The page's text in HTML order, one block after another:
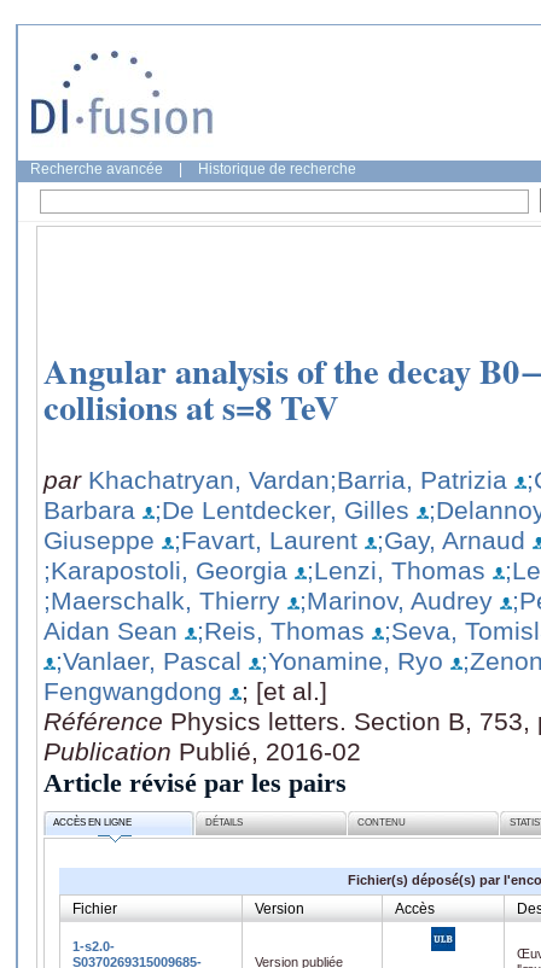
Recherche avancée Historique de recherche
Angular analysis of the decay
collisions at s=8 TeV
par Khachatryan, Vardan;Barria, Patrizia
Barbara
;De Lentdecker, Gilles
Giuseppe
;Favart, Laurent
;Gay, Arnaud
;Karapostoli, Georgia
;Lenzi, Thomas
;Maerschalk, Thierry
;Marinov, Audrey
Aidan Sean
;Reis, Thomas
;Seva,
;Vanlaer, Pascal
;Yonamine, Ryo
Fengwangdong
; [et al.]
Référence Physics letters. Section B, 753,
Publication Publié, 2016-02
Article révisé par les pairs
ACCÈS EN LIGNE DÉTAILS CONTENU
Fichier(s) déposé(s) par
Fichier Version Accès
1-s2.0-
S0370269315009685-
Version publiée